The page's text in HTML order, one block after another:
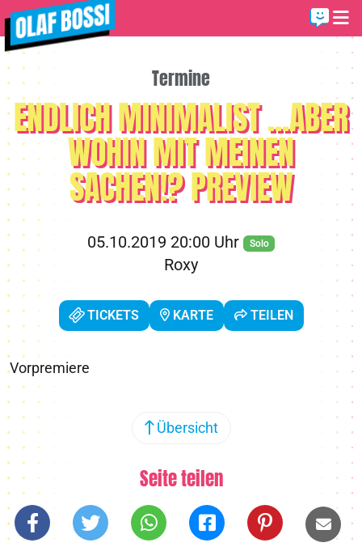
Termine
ENDLICH MINIMALIST ...ABER
WOHIN MIT MEINEN
SACHEN!? PREVIEW
05.10.2019 20:00 Uhr Solo
Roxy
TICKETS KARTE TEILEN
Vorpremiere
Übersicht
Seite teilen